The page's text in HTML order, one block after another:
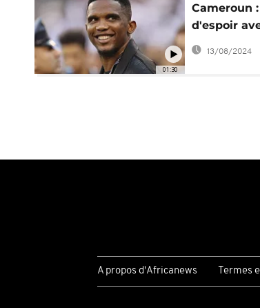
01:30
Cameroun
d'espoir
de Samuel
Fécafoot
13/08/2024
A propos d'Africanews Termes